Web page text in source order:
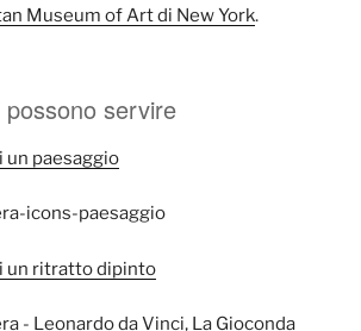
Museum of Art di New York.
possono servire
un paesaggio
un ritratto dipinto